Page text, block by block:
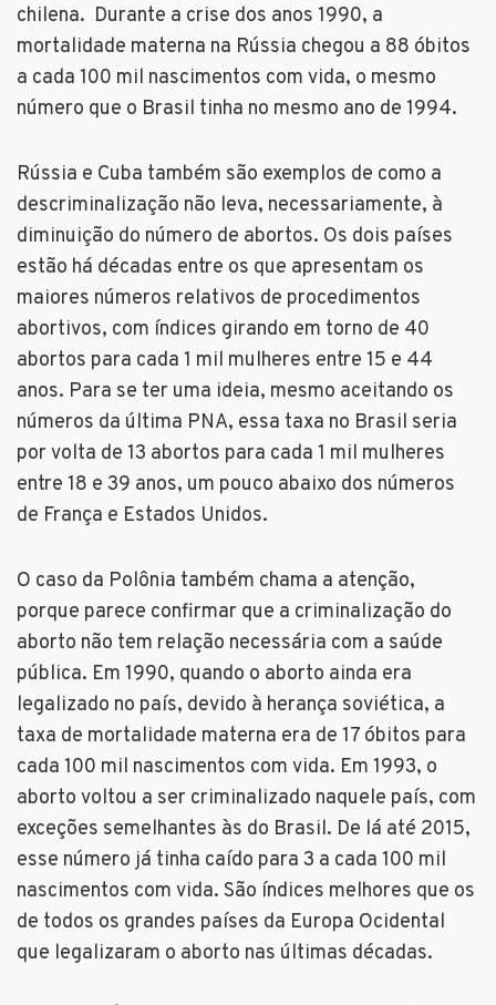
chilena. Durante a crise dos anos 1990, a
mortalidade materna na Rússia chegou a 88 óbitos
a cada 100 mil nascimentos com vida, o mesmo
número que o Brasil tinha no mesmo ano de 1994.
Rússia e Cuba também são exemplos de como a
descriminalização não leva, necessariamente, à
diminuição do número de abortos. Os dois países
estão há décadas entre os que apresentam os
maiores números relativos de procedimentos
abortivos, com índices girando em torno de 40
abortos para cada 1 mil mulheres entre 15 e 44
anos. Para se ter uma ideia, mesmo aceitando os
números da última PNA, essa taxa no Brasil seria
por volta de 13 abortos para cada 1 mil mulheres
entre 18 e 39 anos, um pouco abaixo dos números
de França e Estados Unidos.
O caso da Polônia também chama a atenção,
porque parece confirmar que a criminalização do
aborto não tem relação necessária com a saúde
pública. Em 1990, quando o aborto ainda era
legalizado no país, devido à herança soviética, a
taxa de mortalidade materna era de 17 óbitos para
cada 100 mil nascimentos com vida. Em 1993, o
aborto voltou a ser criminalizado naquele país, com
exceções semelhantes às do Brasil. De lá até 2015,
esse número já tinha caído para 3 a cada 100 mil
nascimentos com vida. São índices melhores que os
de todos os grandes países da Europa Ocidental
que legalizaram o aborto nas últimas décadas.